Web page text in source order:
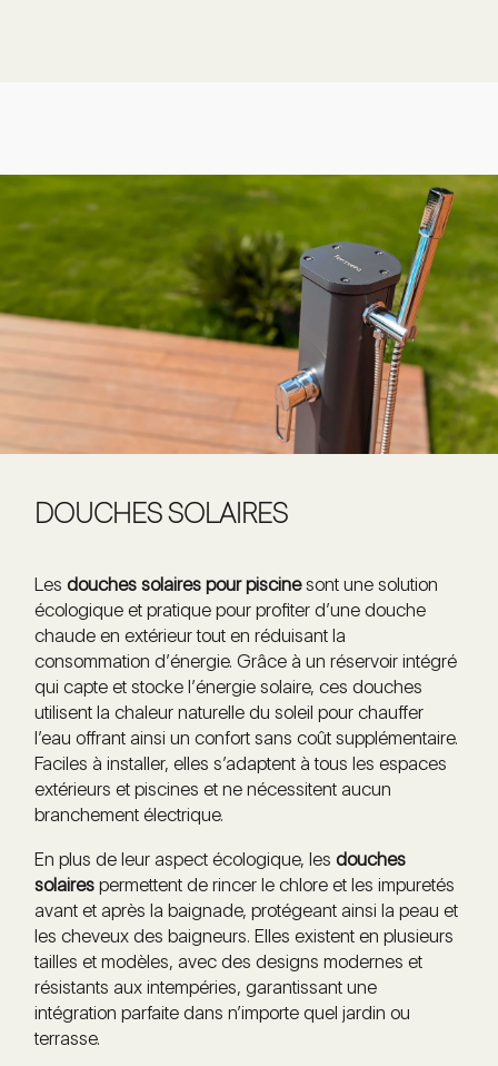
DOUCHES SOLAIRES
Lesdouches solaires pour piscinesont une solution
écologique et pratique pour profiter d’une douche
chaude en extérieur tout en réduisant la
consommation d’énergie. Grâce à un réservoir intégré
qui capte et stocke l’énergie solaire, ces douches
utilisent la chaleur naturelle du soleil pour chauffer
l’eau offrant ainsi un confort sans coût supplémentaire.
Faciles à installer, elles s’adaptent à tous les espaces
extérieurs et piscines et ne nécessitent aucun
branchement électrique.
En plus de leur aspect écologique, lesdouches
solaires permettent de rincer le chlore et les impuretés
avant et après la baignade, protégeant ainsi la peau et
les cheveux des baigneurs. Elles existent en plusieurs
tailles et modèles, avec des designs modernes et
résistants aux intempéries, garantissant une
intégration parfaite dans n’importe quel jardin ou
terrasse.